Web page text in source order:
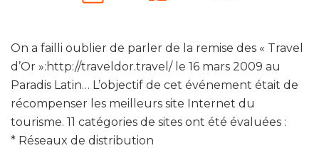
On a failli oublier de parler de la remise des « Travel
d’Or »:http://traveldor.travel/ le 16 mars 2009 au
Paradis Latin… L’objectif de cet événement était de
récompenser les meilleurs site Internet du
tourisme. 11 catégories de sites ont été évaluées :
* Réseaux de distribution